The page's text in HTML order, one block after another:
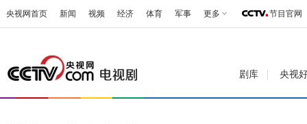
央视网首页 新闻 视频 经济 体育 军事 更多 节目官网
剧库 央视